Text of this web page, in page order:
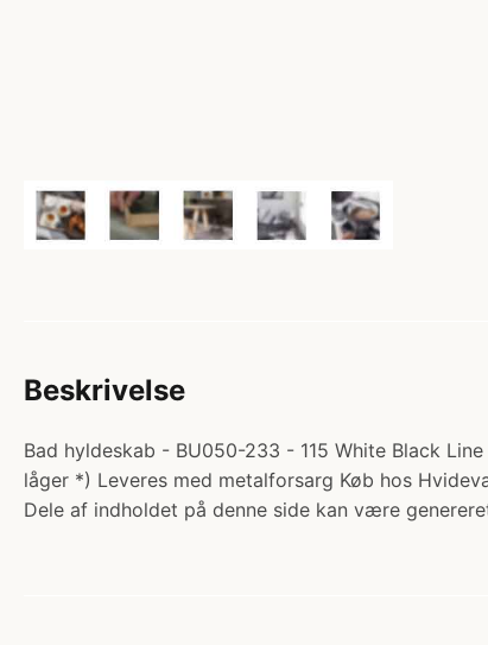
Beskrivelse
Bad hyldeskab - BU050-233 - 115 White Black
låger *) Leveres med metalforsarg Køb hos
Dele af indholdet på denne side kan være